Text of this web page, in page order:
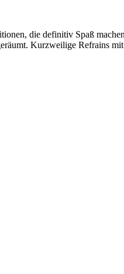
die definitiv Spaß
Kurzweilige Refrains